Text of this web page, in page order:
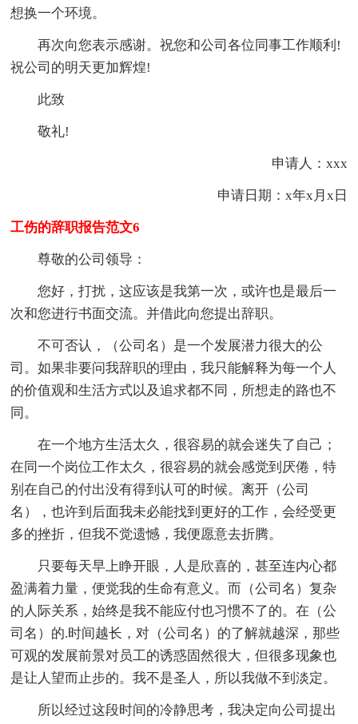
想换一个环境。
再次向您表示感谢。祝您和公司各位同事工作顺利!
祝公司的明天更加辉煌!
此致
敬礼!
申请人：xxx
申请日期：x年x月x日
工伤的辞职报告范文6
尊敬的公司领导：
您好，打扰，这应该是我第一次，或许也是最后一
次和您进行书面交流。并借此向您提出辞职。
不可否认，（公司名）是一个发展潜力很大的公
司。如果非要问我辞职的理由，我只能解释为每一个人
的价值观和生活方式以及追求都不同，所想走的路也不
同。
在一个地方生活太久，很容易的就会迷失了自己；
在同一个岗位工作太久，很容易的就会感觉到厌倦，特
别在自己的付出没有得到认可的时候。离开（公司
名），也许到后面我未必能找到更好的工作，会经受更
多的挫折，但我不觉遗憾，我便愿意去折腾。
只要每天早上睁开眼，人是欣喜的，甚至连内心都
盈满着力量，便觉我的生命有意义。而（公司名）复杂
的人际关系，始终是我不能应付也习惯不了的。在（公
司名）的.时间越长，对（公司名）的了解就越深，那些
可观的发展前景对员工的诱惑固然很大，但很多现象也
是让人望而止步的。我不是圣人，所以我做不到淡定。
所以经过这段时间的冷静思考，我决定向公司提出